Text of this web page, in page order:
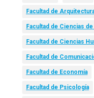
Facultad de
Facultad de Ciencias
Facultad de Ciencias
Facultad de
Facultad de Economía
Facultad de Psicología